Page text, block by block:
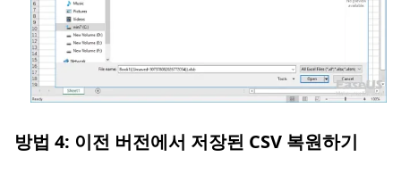
방법 4: 이전 버전에서 저장된 CSV 복원하기